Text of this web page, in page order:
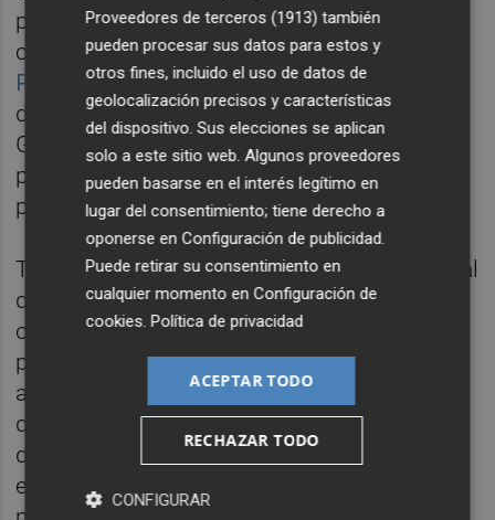
ponencia elevó a la Mesa de la Cámara su
criterio favorable al desglose como
Proyecto de Ley Orgánica independiente
de las enmiendas, formulada in voce por el
Grupo Parlamentario Socialista, relativa a la
protección del secreto profesional del
periodista.
También se añadió una disposición adicional
quinta sobre la estrategia contra la
corrupción, en la cual se da al Gobierno un
plazo máximo de dieciocho meses para
aprobar una Estrategia contra la corrupción
que "al menos deberá incluir una evaluación
del cumplimiento de los objetivos
establecidos en la presente ley así como las
Proveedores de terceros (1913) también
pueden procesar sus datos para estos y
otros fines, incluido el uso de datos de
geolocalización precisos y características
del dispositivo. Sus elecciones se aplican
solo a este sitio web. Algunos proveedores
pueden basarse en el interés legítimo en
lugar del consentimiento; tiene derecho a
oponerse enConfiguración de publicidad
Puede retirar su consentimiento en
cualquier momento enConfiguración de
cookies .Política de privacidad
ACEPTAR TODO
RECHAZAR TODO
CONFIGURAR